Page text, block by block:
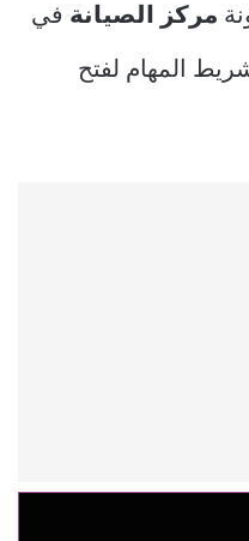
مركز الصيانة في
المهام لفتح